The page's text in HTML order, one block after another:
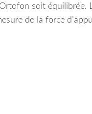
soit équilibrée.
de la force